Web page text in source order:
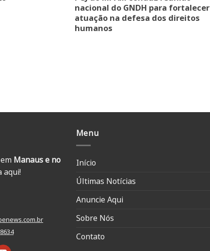
nacional do GNDH para fortalecer
atuação na defesa dos direitos
humanos
Manaus e no
aqui!
Menu
Início
Últimas Notícias
Anuncie Aqui
Sobre Nós
Contato